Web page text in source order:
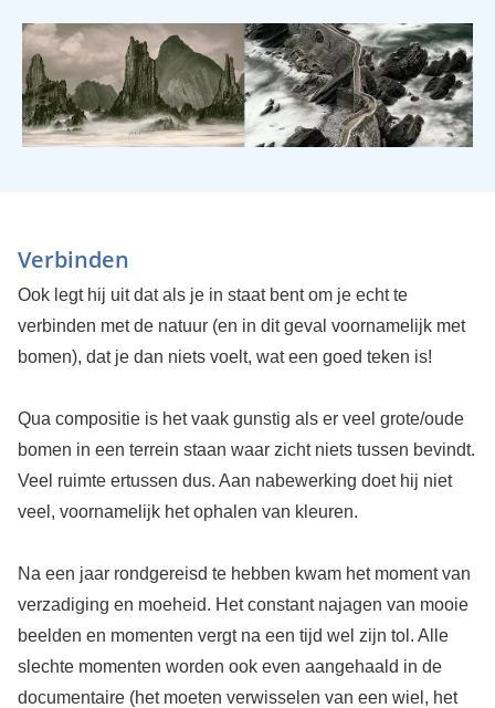
Verbinden
Ook legt hij uit dat als je in staat bent om je echt te
verbinden met de natuur (en in dit geval voornamelijk met
bomen), dat je dan niets voelt, wat een goed teken is!
Qua compositie is het vaak gunstig als er veel grote/oude
bomen in een terrein staan waar zicht niets tussen bevindt.
Veel ruimte ertussen dus. Aan nabewerking doet hij niet
veel, voornamelijk het ophalen van kleuren.
Na een jaar rondgereisd te hebben kwam het moment van
verzadiging en moeheid. Het constant najagen van mooie
beelden en momenten vergt na een tijd wel zijn tol. Alle
slechte momenten worden ook even aangehaald in de
documentaire (het moeten verwisselen van een wiel, het